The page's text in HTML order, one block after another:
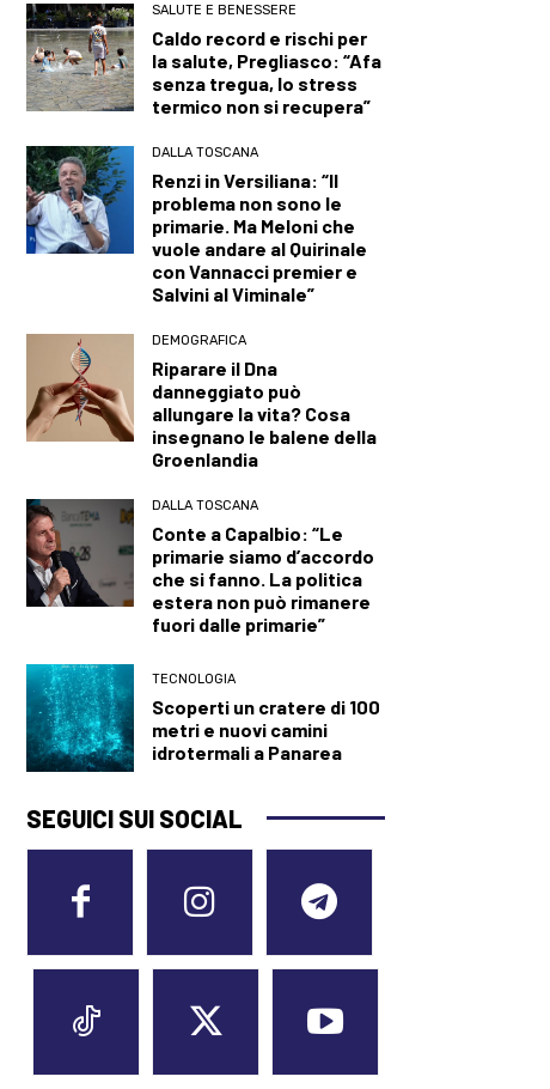
SALUTE E BENESSERE
Caldo record e rischi per
la salute, Pregliasco: “Afa
senza tregua, lo stress
termico non si recupera”
DALLA TOSCANA
Renzi in Versiliana: “Il
problema non sono le
primarie. Ma Meloni che
vuole andare al Quirinale
con Vannacci premier e
Salvini al Viminale”
DEMOGRAFICA
Riparare il Dna
danneggiato può
allungare la vita? Cosa
insegnano le balene della
Groenlandia
DALLA TOSCANA
Conte a Capalbio: “Le
primarie siamo d’accordo
che si fanno. La politica
estera non può rimanere
fuori dalle primarie”
TECNOLOGIA
Scoperti un cratere di 100
metri e nuovi camini
idrotermali a Panarea
SEGUICI SUI SOCIAL